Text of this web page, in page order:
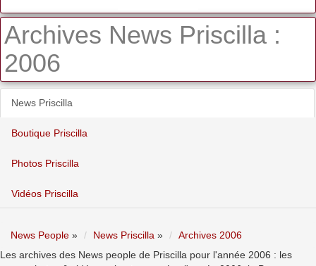
Archives News Priscilla :
2006
News Priscilla
Boutique Priscilla
Photos Priscilla
Vidéos Priscilla
News People » News Priscilla »
Archives 2006
Les archives des News people de Priscilla pour l'année 2006 : les